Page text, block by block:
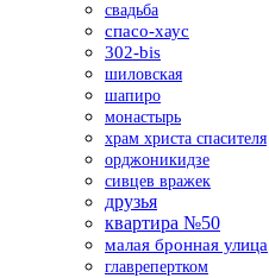
свадьба
спасо-хаус
302-bis
шиловская
шапиро
монастырь
храм христа спасителя
орджоникидзе
сивцев вражек
друзья
квартира №50
малая бронная улица
главрепертком